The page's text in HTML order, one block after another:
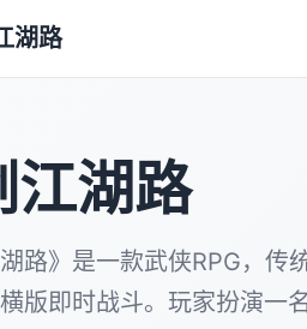
湖路
江湖路
湖路》是一款武侠RPG，传
版即时战斗。玩家扮演一